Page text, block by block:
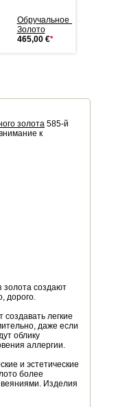
Обручальное Кольцо Белое
Золото
465,00 €*
золота 585-й
к
золота создают
дорого.
создавать легкие
даже если
облику
аллергии.
и эстетические
более
Изделия